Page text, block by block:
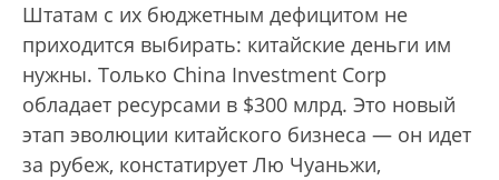
Штатам с их бюджетным дефицитом не
приходится выбирать: китайские деньги им
нужны. Только China Investment Corp
обладает ресурсами в $300 млрд. Это новый
этап эволюции китайского бизнеса — он идет
за рубеж, констатирует Лю Чуаньжи,